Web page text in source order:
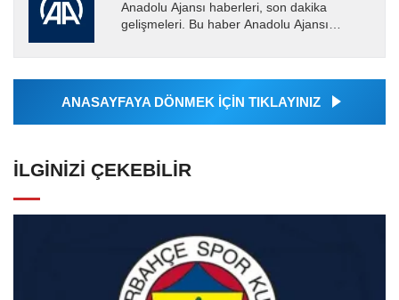
Anadolu Ajansı haberleri, son dakika
gelişmeleri. Bu haber Anadolu Ajansı
tarafından geçilen tüm...
ANASAYFAYA DÖNMEK İÇİN TIKLAYINIZ
İLGINIZI ÇEKEBILIR